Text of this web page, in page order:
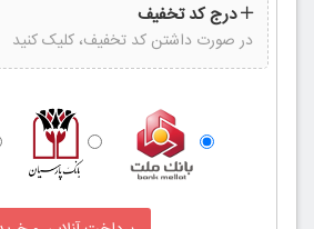
درج کد تخفیف
در صورت داشتن کد تخفیف، کلیک کنید